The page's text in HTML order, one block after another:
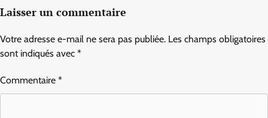
Laisser un commentaire
Votre adresse e-mail ne sera pas publiée. Les champs obligatoires
sont indiqués avec *
Commentaire *